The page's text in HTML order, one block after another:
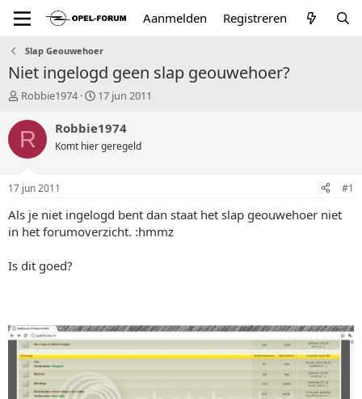
Aanmelden Registreren
Slap Geouwehoer
Niet ingelogd geen slap geouwehoer?
T
p
t
a
r
t
e
Robbie1974
S
a
u
m
17 jun 2011
R Robbie1974
Komt hier geregeld
17 jun 2011 #1
Als je niet ingelogd bent dan staat het slap geouwehoer niet
in het forumoverzicht. :hmmz
Is dit goed?